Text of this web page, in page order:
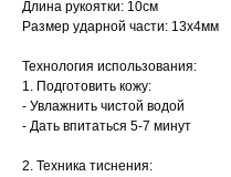
Длина рукоятки: 10см
Размер ударной части: 13х4мм
Технология использования:
1. Подготовить кожу:
- Увлажнить чистой водой
- Дать впитаться 5-7 минут
2. Техника тиснения: